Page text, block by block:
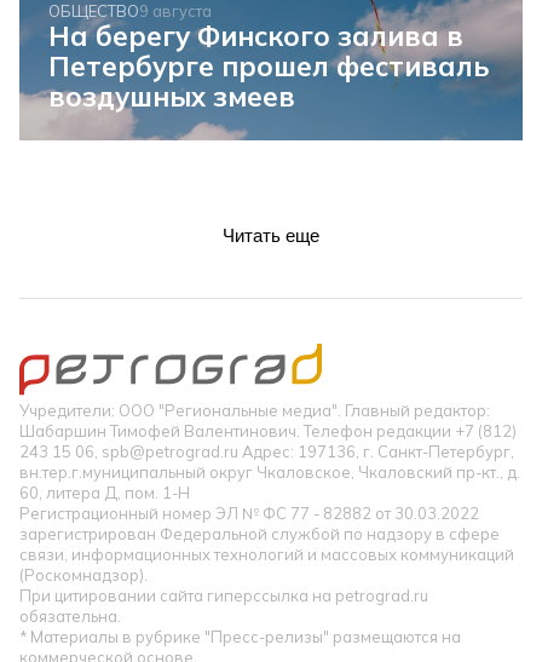
ОБЩЕСТВО9 августа
На берегу Финского залива в
Петербурге прошел фестиваль
воздушных змеев
Читать еще
Учредители: ООО "Региональные медиа". Главный редактор:
Шабаршин Тимофей Валентинович. Телефон редакции +7 (812)
243 15 06, spb@petrograd.ru Адрес: 197136, г. Санкт-Петербург,
вн.тер.г.муниципальный округ Чкаловское, Чкаловский пр-кт., д.
60, литера Д, пом. 1-Н
Регистрационный номер ЭЛ № ФС 77 - 82882 от 30.03.2022
зарегистрирован Федеральной службой по надзору в сфере
связи, информационных технологий и массовых коммуникаций
(Роскомнадзор).
При цитировании сайта гиперссылка на petrograd.ru
обязательна.
* Материалы в рубрике "Пресс-релизы" размещаются на
коммерческой основе.